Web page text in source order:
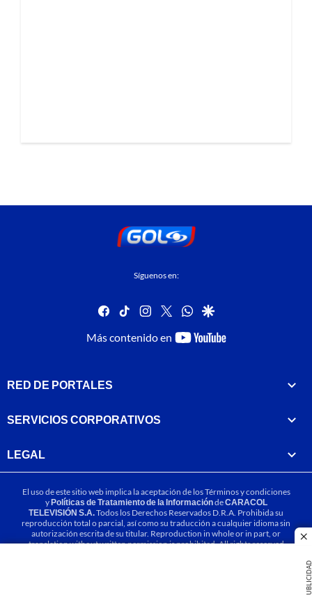
PUBLICIDAD
Síguenos en:
facebook
tiktok instagram
twitterwhatsapp
google
Más contenido en
youtube-
RED DE PORTALES
SERVICIOS CORPORATIVOS
LEGAL
El uso de este sitio web implica la aceptación de losTérminos y condiciones
yPolíticas de Tratamiento de la InformacióndeCARACOL
TELEVISIÓN S.A.Todos los Derechos Reservados D.R.A. Prohibida su
reproducción total o parcial, así como su traducción a cualquier idioma sin
autorización escrita de su titular. Reproduction in whole or in part, or
translation without written permission is prohibited. All rights reserved